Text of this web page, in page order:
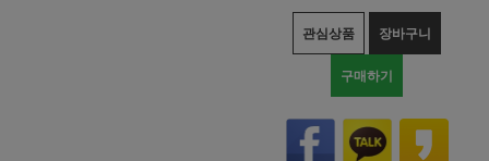
관심상품 장바구니
구매하기